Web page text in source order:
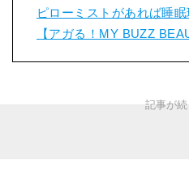
ピローミストがあれば睡
【アガる！MY BUZZ